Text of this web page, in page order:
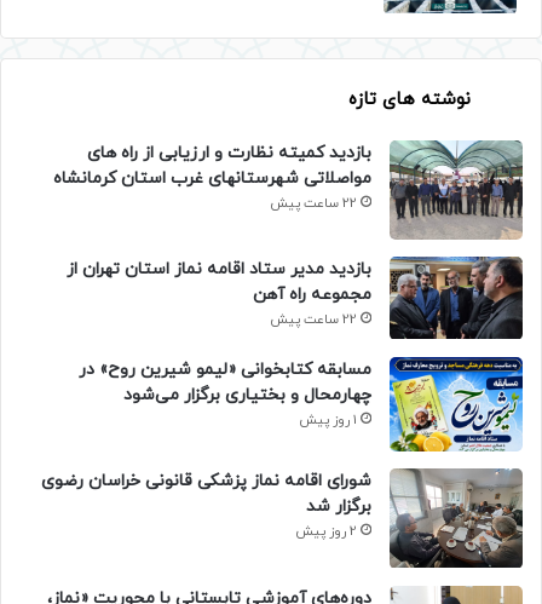
نوشته های تازه
بازدید کمیته نظارت و ارزیابی از راه های
مواصلاتی شهرستانهای غرب استان کرمانشاه
22 ساعت پیش
بازدید مدیر ستاد اقامه نماز استان تهران از
مجموعه راه آهن
22 ساعت پیش
مسابقه کتابخوانی «لیمو شیرین روح» در
چهارمحال و بختیاری برگزار می‌شود
1 روز پیش
شورای اقامه نماز پزشکی قانونی خراسان رضوی
برگزار شد
2 روز پیش
دوره‌های آموزشی تابستانی با محوریت «نماز،